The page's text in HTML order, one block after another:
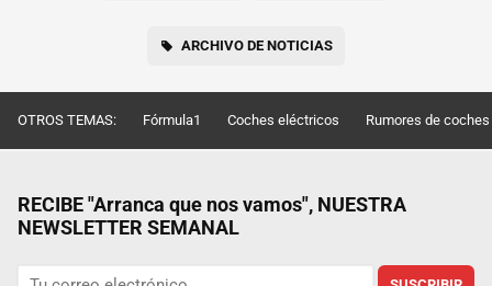
ARCHIVO DE NOTICIAS
OTROS TEMAS: Fórmula1 Coches eléctricos Rumores de coches
RECIBE "Arranca que nos vamos", NUESTRA
NEWSLETTER SEMANAL